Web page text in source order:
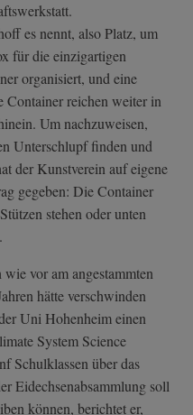
es nennt, also Platz, um
für die einzigartigen
organisiert, und eine
Container reichen weiter in
Um nachzuweisen,
Unterschlupf finden und
der Kunstverein auf eigene
gegeben: Die Container
stehen oder unten
vor am angestammten
hätte verschwinden
Uni Hohenheim einen
System Science
Schulklassen über das
Eidechsenabsammlung soll
können, berichtet er,